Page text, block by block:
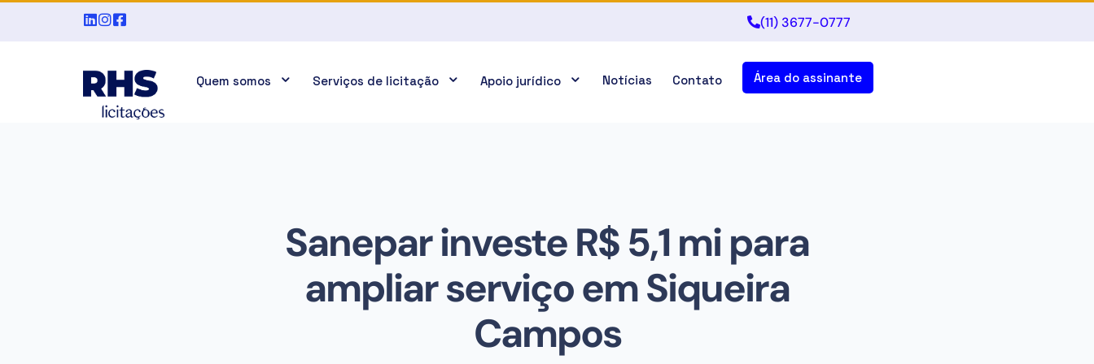
(11) 3677-0777
Quem somos Serviços de licitação Apoio jurídico Notícias Contato Área do assinante
Sanepar investe R$ 5,1 mi para
ampliar serviço em Siqueira
Campos